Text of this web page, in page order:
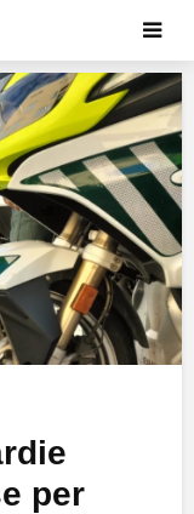
per